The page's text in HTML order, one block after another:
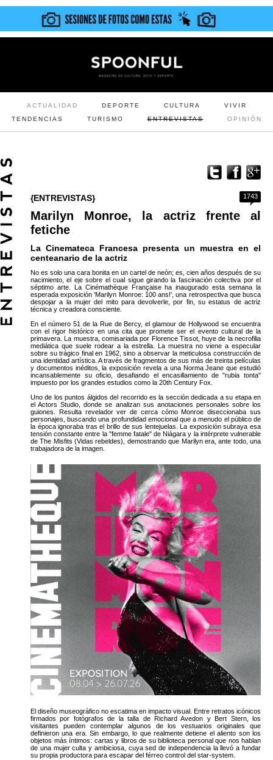
ACTUALIDAD DEPORTE CULTURA
VIVIR
TENDENCIAS
TURISMO ENTREVISTAS OPINIÓN
1743
{ENTREVISTAS}
Marilyn Monroe, la actriz frente al
fetiche
La Cinemateca Francesa presenta un muestra en el
centeanario de la actriz
No es solo una cara bonita en un cartel de neón; es, cien años después de su
nacimiento, el eje sobre el cual sigue girando la fascinación colectiva por el
séptimo arte. La Cinémathèque Française ha inaugurado esta semana la
esperada exposición 'Marilyn Monroe: 100 ans!', una retrospectiva que busca
despojar a la mujer del mito para devolverle, por fin, su estatus de actriz
técnica y creadora consciente.
En el número 51 de la Rue de Bercy, el glamour de Hollywood se encuentra
con el rigor histórico en una cita que promete ser el evento cultural de la
primavera. La muestra, comisariada por Florence Tissot, huye de la necrofilia
mediática que suele rodear a la estrella. La muestra no viene a especular
sobre su trágico final en 1962, sino a observar la meticulosa construcción de
una identidad artística. A través de fragmentos de sus más de treinta películas
y documentos inéditos, la exposición revela a una Norma Jeane que estudió
incansablemente su oficio, desafiando el encasillamiento de "rubia tonta"
impuesto por los grandes estudios como la 20th Century Fox.
Uno de los puntos álgidos del recorrido es la sección dedicada a su etapa en
el Actors Studio, donde se analizan sus anotaciones personales sobre los
guiones. Resulta revelador ver de cerca cómo Monroe diseccionaba sus
personajes, buscando una profundidad emocional que a menudo el público de
la época ignoraba tras el brillo de sus lentejuelas. La exposición subraya esa
tensión constante entre la "femme fatale" de Niágara y la intérprete vulnerable
de The Misfits (Vidas rebeldes), demostrando que Marilyn era, ante todo, una
trabajadora de la imagen.
El diseño museográfico no escatima en impacto visual. Entre retratos icónicos
firmados por fotógrafos de la talla de Richard Avedon y Bert Stern, los
visitantes pueden contemplar algunos de los vestuarios originales que
definieron una era. Sin embargo, lo que realmente detiene el aliento son los
objetos más íntimos: cartas y libros de su biblioteca personal que nos hablan
de una mujer culta y ambiciosa, cuya sed de independencia la llevó a fundar
su propia productora para escapar del férreo control del star-system.